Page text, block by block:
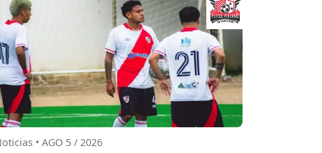
• AGO 5 / 2026